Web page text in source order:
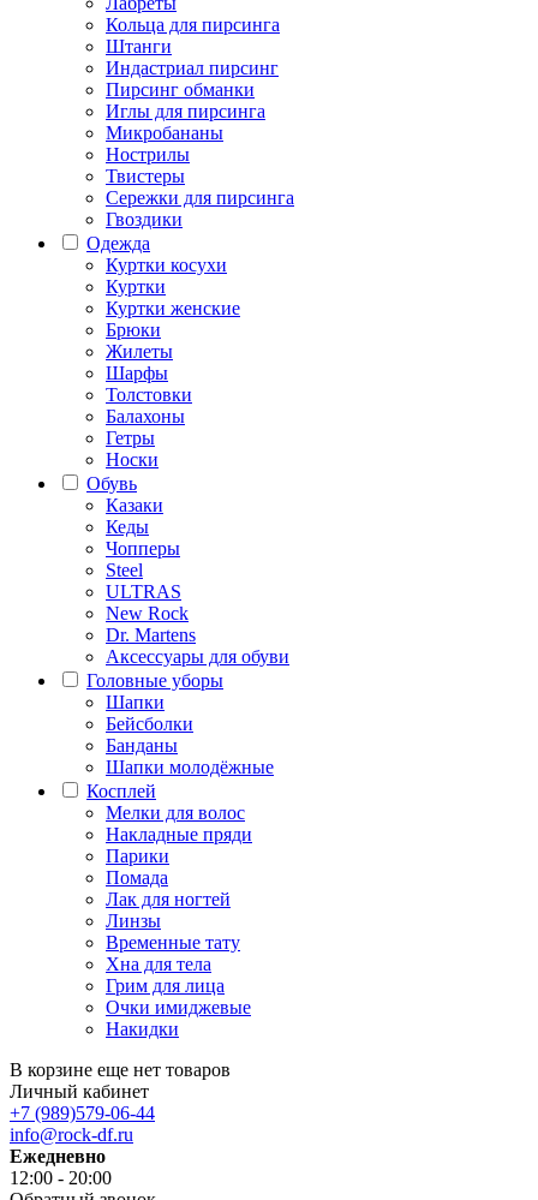
Кольца для пирсинга
Штанги
Индастриал пирсинг
Пирсинг обманки
Иглы для пирсинга
Микробананы
Нострилы
Твистеры
Сережки для пирсинга
Гвоздики
Одежда
Куртки косухи
Куртки
Куртки женские
Брюки
Жилеты
Шарфы
Толстовки
Балахоны
Гетры
Носки
Обувь
Казаки
Кеды
Чопперы
Steel
ULTRAS
New Rock
Dr. Martens
Аксессуары для обуви
Головные уборы
Шапки
Бейсболки
Банданы
Шапки молодёжные
Косплей
Мелки для волос
Накладные пряди
Парики
Помада
Лак для ногтей
Линзы
Временные тату
Хна для тела
Грим для лица
Очки имиджевые
Накидки
В корзине еще нет товаров
Личный кабинет
+7 (989)579-06-44
info@rock-df.ru
Ежедневно
12:00 - 20:00